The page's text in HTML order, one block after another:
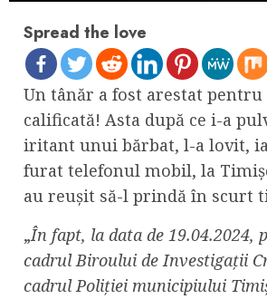
Spread the love
Un tânăr a fost arestat
calificată! Asta după ce i-a
iritant unui bărbat, l-a lovit,
furat telefonul mobil, la
au reușit să-l prindă în scurt
„În fapt, la data de 19.04.2024,
cadrul Biroului de Investigații
cadrul Poliției municipiului